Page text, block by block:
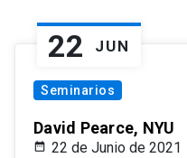
22 JUN
Seminarios
David Pearce, NYU
22 de Junio de 2021